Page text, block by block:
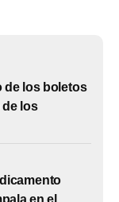
de los boletos
de los
en el